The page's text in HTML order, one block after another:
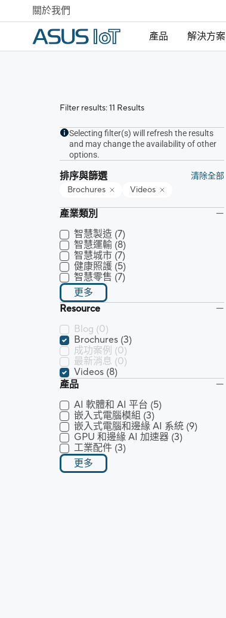
關於我們
產品 解決方案
Filter results: 11 Results
Selecting filter(s) will refresh the results
and may change the availability of other
options.
排序與篩選
清除全部
Brochures
Videos
產業類別
智慧製造 (7)
智慧運輸 (8)
智慧城市 (7)
健康照護 (5)
智慧零售 (7)
更多
Resource
Blog (0)
Brochures (3)
成功案例 (0)
最新消息 (0)
Videos (8)
產品
AI 軟體和 AI 平台 (5)
嵌入式電腦模組 (3)
嵌入式電腦和邊緣 AI 系統 (9)
GPU 和邊緣 AI 加速器 (3)
工業配件 (3)
更多